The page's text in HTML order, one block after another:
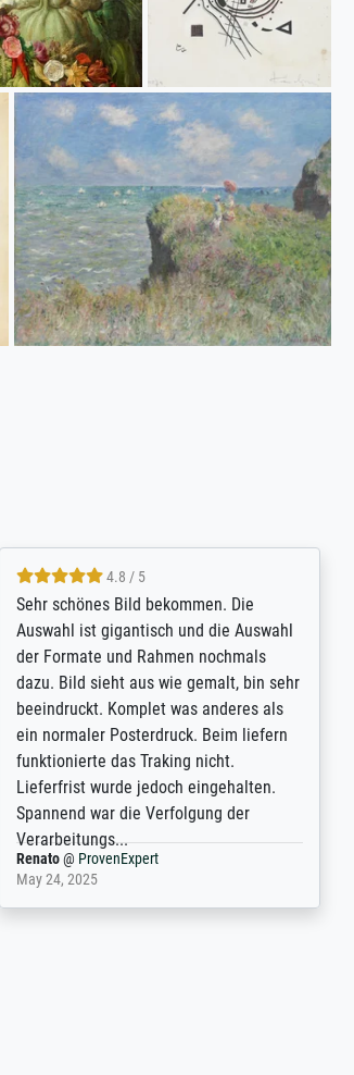
4.8 / 5
So, I ordered a large print of The
Annunciation by Fra Angelico from a
very large and popular American
"art/poster" site advertising giclee print
quality. The quality for a large print was
atrocious. They refunded me when I sent
pictures of the blurry print vs. a
Wikipedia commons representation.
They stated they couldn't do ...
Anonym@ProvenExpert
December 4, 2025